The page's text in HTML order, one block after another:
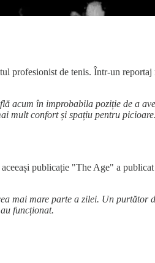
profesionist de tenis. Într-un
acum în improbabila poziție de a
mult confort și spațiu pentru
publicație "The Age" a
mai mare parte a zilei. Un purtător
funcționat.